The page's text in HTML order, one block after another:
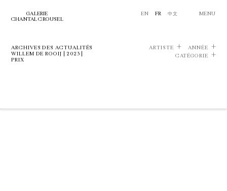
GALERIE
CHANTAL CROUSEL
EN FR 中文 MENU
ARCHIVES DES ACTUALITÉS
WILLEM DE ROOIJ | 2023 |
PRIX
ARTISTE
ANNÉE
CATÉGORIE